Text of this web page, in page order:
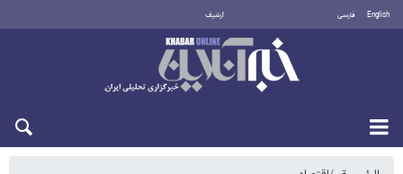
English فارسی أرشيف